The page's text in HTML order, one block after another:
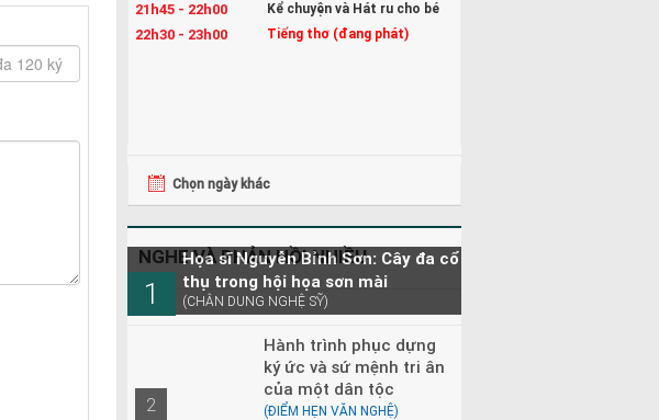
21h45 - 22h00 Kể chuyện và Hát ru cho bé
22h30 - 23h00 Tiếng thơ (đang phát)
Chọn ngày khác
NGHE VÀ PHẢN HỒI NHIỀU
1
Họa sĩ Nguyễn Bỉnh Sơn: Cây đa cổ
thụ trong hội họa sơn mài
(CHÂN DUNG NGHỆ SỸ)
2
Hành trình phục dựng
ký ức và sứ mệnh tri ân
của một dân tộc
(ĐIỂM HẸN VĂN NGHỆ)